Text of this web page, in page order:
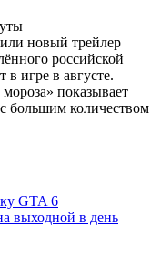
новый трейлер
российской
в игре в августе.
показывает
большим количеством
GTA 6
выходной в день